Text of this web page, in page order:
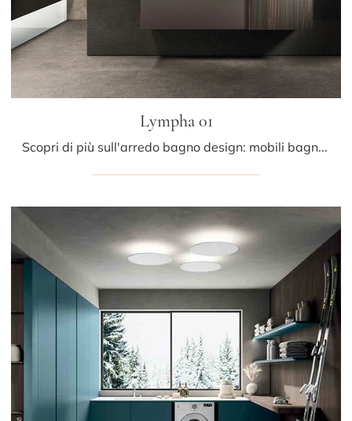
Lympha 01
Scopri di più sull'arredo bagno design: mobili bagno sospesi in laccato opaco come il modello Lympha 01 di Arrital ti attendono.